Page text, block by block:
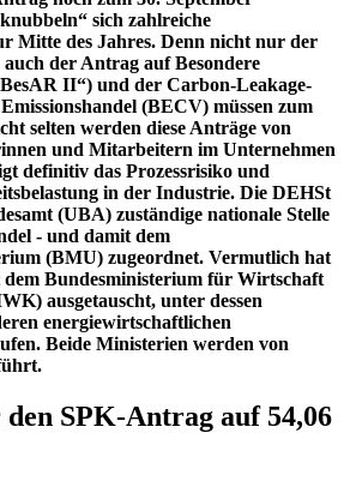
sich zahlreiche
Mitte des Jahres. Denn nicht nur der
der Antrag auf Besondere
II“) und der Carbon-Leakage-
(BECV) müssen zum
selten werden diese Anträge von
und Mitarbeitern im Unternehmen
definitiv das Prozessrisiko und
in der Industrie. Die DEHSt
(UBA) zuständige nationale Stelle
- und damit dem
(BMU) zugeordnet. Vermutlich hat
Bundesministerium für Wirtschaft
ausgetauscht, unter dessen
energiewirtschaftlichen
Beide Ministerien werden von
SPK-Antrag auf 54,06